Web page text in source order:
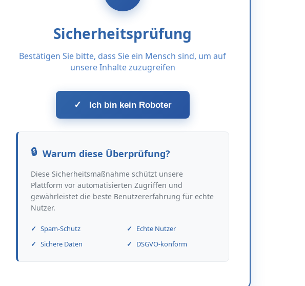
Sicherheitsprüfung
Bestätigen Sie bitte, dass Sie ein Mensch sind, um auf
unsere Inhalte zuzugreifen
✓ Ich bin kein Roboter
Warum diese Überprüfung?
Diese Sicherheitsmaßnahme schützt unsere
Plattform vor automatisierten Zugriffen und
gewährleistet die beste Benutzererfahrung für echte
Nutzer.
Spam-Schutz
Echte Nutzer
Sichere Daten
DSGVO-konform